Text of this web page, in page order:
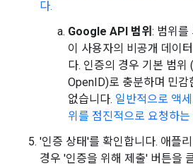
다.
Google API 범위 : 범위를
이 사용자의 비공개 데이
다. 인증의 경우 기본 범위
OpenID)로 충분하며 민
없습니다. 일반적으로 액
위를 점진적으로 요청하
'인증 상태'를 확인합니다. 애플
경우 '인증을 위해 제출' 버튼을